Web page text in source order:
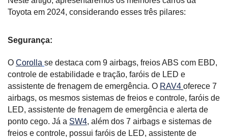
Toyota em 2024, considerando esses três pilares:
Segurança:
O Corolla se destaca com 9 airbags, freios ABS com EBD,
controle de estabilidade e tração, faróis de LED e
assistente de frenagem de emergência. O RAV4 oferece 7
airbags, os mesmos sistemas de freios e controle, faróis de
LED, assistente de frenagem de emergência e alerta de
ponto cego. Já a SW4, além dos 7 airbags e sistemas de
freios e controle, possui faróis de LED, assistente de